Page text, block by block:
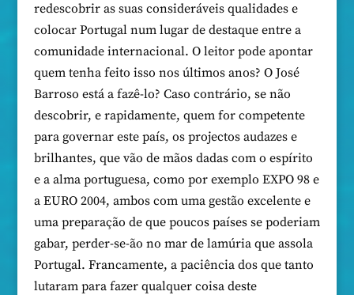
redescobrir as suas consideráveis qualidades e
colocar Portugal num lugar de destaque entre a
comunidade internacional. O leitor pode apontar
quem tenha feito isso nos últimos anos? O José
Barroso está a fazê-lo? Caso contrário, se não
descobrir, e rapidamente, quem for competente
para governar este país, os projectos audazes e
brilhantes, que vão de mãos dadas com o espírito
e a alma portuguesa, como por exemplo EXPO 98 e
a EURO 2004, ambos com uma gestão excelente e
uma preparação de que poucos países se poderiam
gabar, perder-se-ão no mar de lamúria que assola
Portugal. Francamente, a paciência dos que tanto
lutaram para fazer qualquer coisa deste